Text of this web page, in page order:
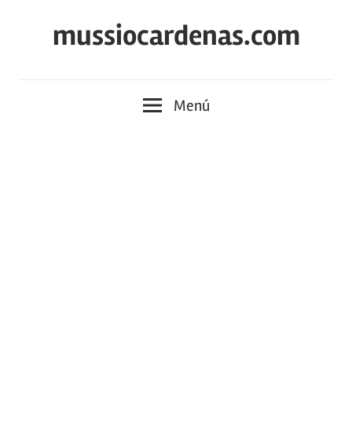
mussiocardenas.com
Menú